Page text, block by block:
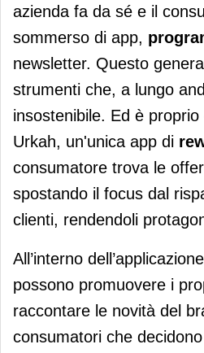
azienda fa da sé e il
sommerso di app,
newsletter. Questo
strumenti che, a lungo
insostenibile. Ed è
Urkah, un'unica app di
consumatore trova le
spostando il focus dal
clienti, rendendoli
All’interno
possono promuovere i
raccontare le novità del
consumatori che